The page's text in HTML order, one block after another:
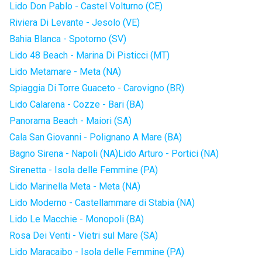
Lido Don Pablo - Castel Volturno (CE)
Riviera Di Levante - Jesolo (VE)
Bahia Blanca - Spotorno (SV)
Lido 48 Beach - Marina Di Pisticci (MT)
Lido Metamare - Meta (NA)
Spiaggia Di Torre Guaceto - Carovigno (BR)
Lido Calarena - Cozze - Bari (BA)
Panorama Beach - Maiori (SA)
Cala San Giovanni - Polignano A Mare (BA)
Bagno Sirena - Napoli (NA)Lido Arturo - Portici (NA)
Sirenetta - Isola delle Femmine (PA)
Lido Marinella Meta - Meta (NA)
Lido Moderno - Castellammare di Stabia (NA)
Lido Le Macchie - Monopoli (BA)
Rosa Dei Venti - Vietri sul Mare (SA)
Lido Maracaibo - Isola delle Femmine (PA)